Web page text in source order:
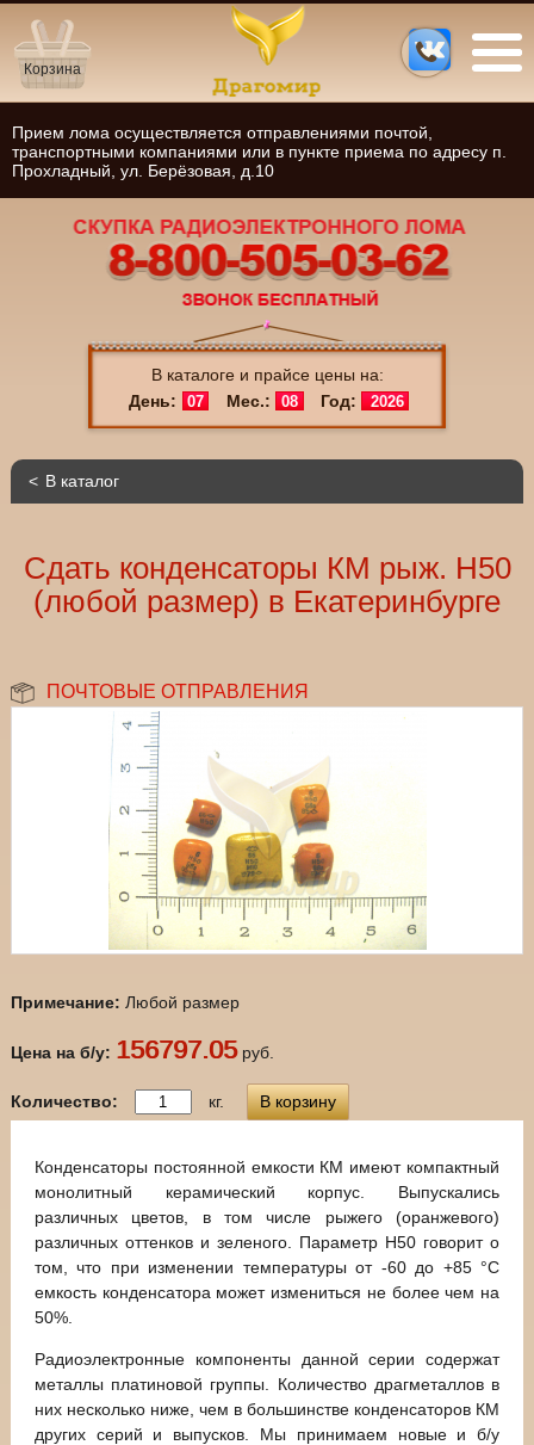
В каталоге и прайсе цены на:
День:
07 Мес.: 08 Год: 2026
Корзина
Прием лома осуществляется отправлениями почтой,
транспортными компаниями или в пункте приема по адресу п.
Прохладный, ул. Берёзовая, д.10
В каталог
Сдать конденсаторы КМ рыж. Н50
(любой размер) в Екатеринбурге
ПОЧТОВЫЕ ОТПРАВЛЕНИЯ
Примечание: Любой размер
Цена на б/у: 156797.05руб.
Количество: кг. В корзину
Конденсаторы постоянной емкости КМ имеют компактный
монолитный керамический корпус. Выпускались
различных цветов, в том числе рыжего (оранжевого)
различных оттенков и зеленого. Параметр Н50 говорит о
том, что при изменении температуры от -60 до +85 °C
емкость конденсатора может измениться не более чем на
50%.
Радиоэлектронные компоненты данной серии содержат
металлы платиновой группы. Количество драгметаллов в
них несколько ниже, чем в большинстве конденсаторов КМ
других серий и выпусков. Мы принимаем новые и б/у